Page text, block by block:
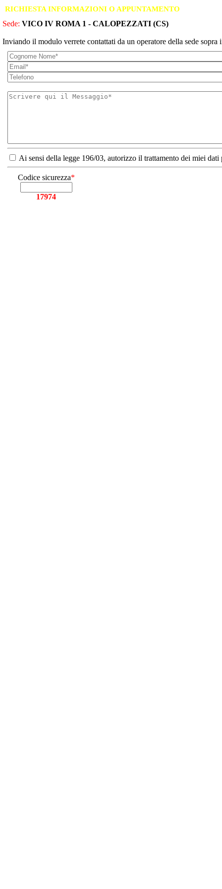
RICHIESTA INFORMAZIONI O APPUNTAMENTO
Sede: VICO IV ROMA 1 - CALOPEZZATI (CS)
Inviando il modulo verrete contattati da un operatore della sede sopra
Ai sensi della legge 196/03, autorizzo il trattamento dei miei
Codice sicurezza*
17974